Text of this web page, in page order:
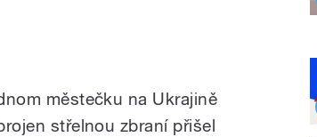
městečku na Ukrajině
střelnou zbraní přišel